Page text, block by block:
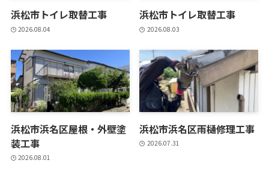
浜松市トイレ取替工事
2026.08.04
浜松市トイレ取替工事
2026.08.03
浜松市浜名区屋根・外壁塗
装工事
2026.08.01
浜松市浜名区雨樋修理工事
2026.07.31